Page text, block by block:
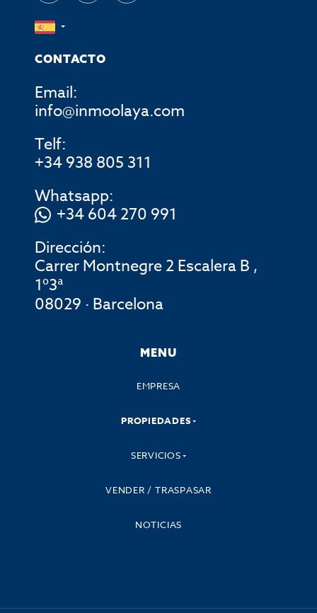
CONTACTO
Email:
info@inmoolaya.com
Telf:
+34 938 805 311
Whatsapp:
+34 604 270 991
Dirección:
Carrer Montnegre 2 Escalera B ,
1º3ª
08029 · Barcelona
MENU
EMPRESA
PROPIEDADES
SERVICIOS
VENDER / TRASPASAR
NOTICIAS